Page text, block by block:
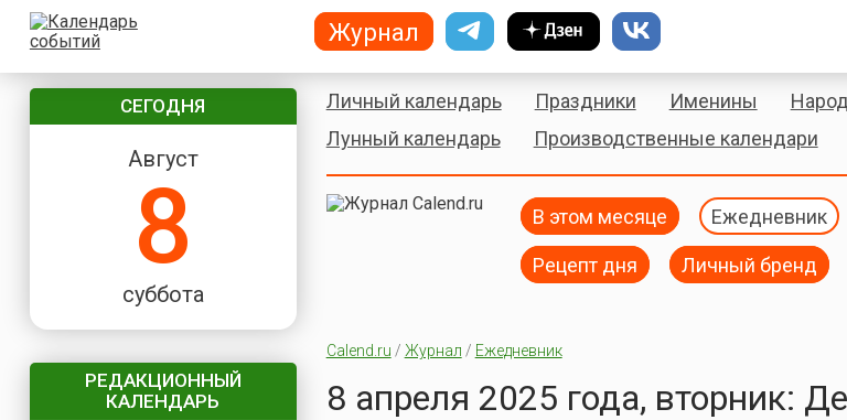
СЕГОДНЯ
Август
8
суббота
РЕДАКЦИОННЫЙ
КАЛЕНДАРЬ
Личный календарь Праздники Именины
Лунный календарь
Производственные календари
В этом месяце Ежедневник
Рецепт дня Личный бренд
Calend.ru / Журнал / Ежедневник
8 апреля 2025 года, вторник:
Журнал